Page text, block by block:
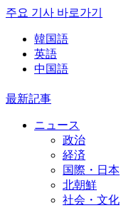
주요 기사 바로가기
韓国語
英語
中国語
最新記事
ニュース
政治
経済
国際・日本
北朝鮮
社会・文化